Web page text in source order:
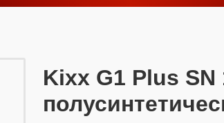
​​​​Kixx G1 Plus SN